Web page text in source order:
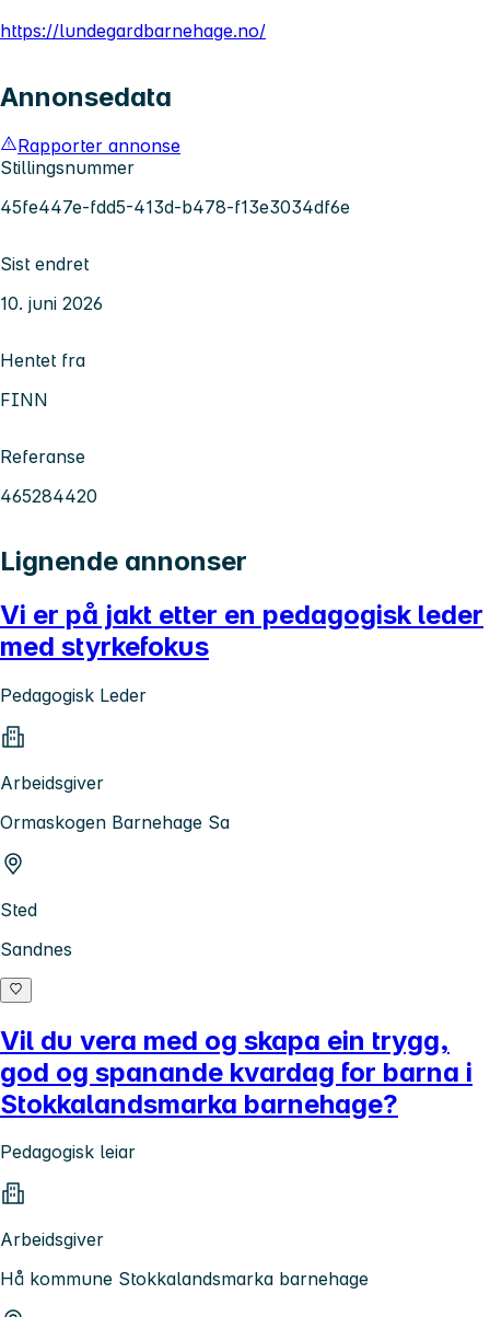
https://lundegardbarnehage.no/
Annonsedata
Rapporter annonse
Stillingsnummer
45fe447e-fdd5-413d-b478-f13e3034df6e
Sist endret
10. juni 2026
Hentet fra
FINN
Referanse
465284420
Lignende annonser
Vi er på jakt etter en pedagogisk leder
med styrkefokus
Pedagogisk Leder
Arbeidsgiver
Ormaskogen Barnehage Sa
Sted
Sandnes
Vil du vera med og skapa ein trygg,
god og spanande kvardag for barna i
Stokkalandsmarka barnehage?
Pedagogisk leiar
Arbeidsgiver
Hå kommune Stokkalandsmarka barnehage